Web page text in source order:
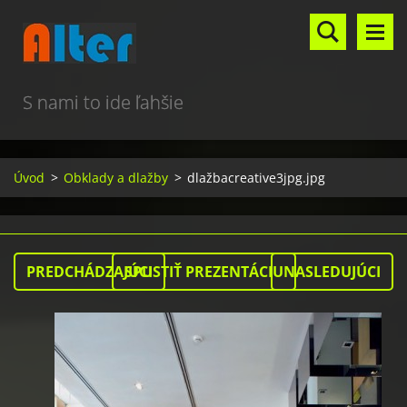
S nami to ide ľahšie
Úvod > Obklady a dlažby > dlažbacreative3jpg.jpg
PREDCHÁDZAJÚCISPUSTIŤ PREZENTÁCIUNASLEDUJÚCI